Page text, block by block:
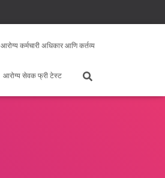
आरोग्य कर्मचारी अधिकार आणि कर्तव्य
आरोग्य सेवक फ्री टेस्ट